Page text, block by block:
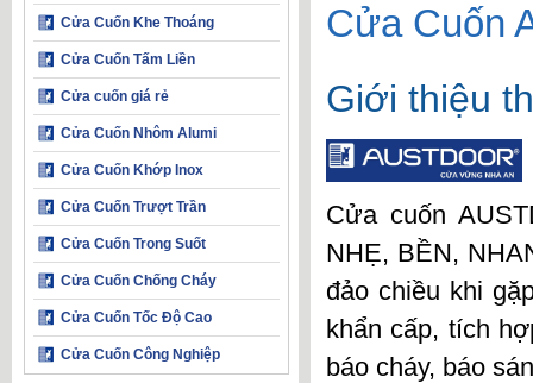
Cửa Cuốn Khe Thoáng
Cửa Cuốn Tấm Liền
Cửa cuốn giá rẻ
Cửa Cuốn Nhôm Alumi
Cửa Cuốn Khớp Inox
Cửa Cuốn Trượt Trần
Cửa Cuốn Trong Suốt
Cửa Cuốn Chống Cháy
Cửa Cuốn Tốc Độ Cao
Cửa Cuốn Công Nghiệp
Cửa Cuốn
Giới thiệu
Cửa cuốn
NHẸ, BỀN,
đảo chiều khi
khẩn cấp, tích
báo cháy, báo